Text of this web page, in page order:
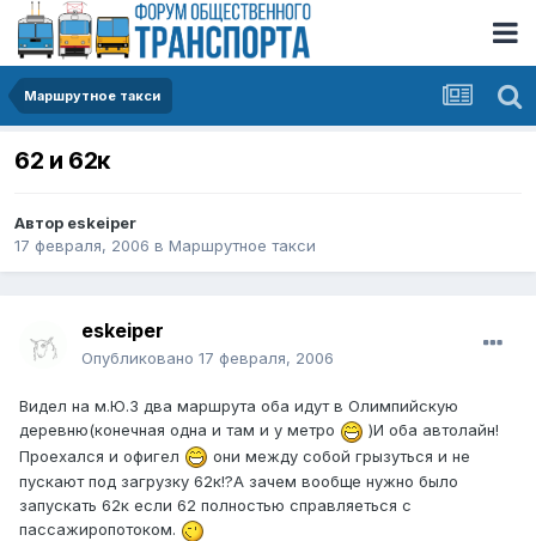
Маршрутное такси
62 и 62к
Автор eskeiper
17 февраля, 2006 в Маршрутное такси
eskeiper
Опубликовано 17 февраля, 2006
Видел на м.Ю.З два маршрута оба идут в Олимпийскую
деревню(конечная одна и там и у метро
)И оба автолайн!
Проехался и офигел
они между собой грызуться и не
пускают под загрузку 62к!?А зачем вообще нужно было
запускать 62к если 62 полностью справляеться с
пассажиропотоком.